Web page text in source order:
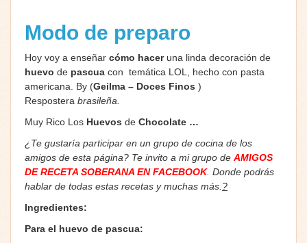
Modo de preparo
Hoy voy a enseñar cómo haceruna linda decoración de
huevo de pascua con temática LOL, hecho con pasta
americana. By (Geilma – Doces Finos )
Respostera brasileña.
Muy Rico Los Huevos de Chocolate …
¿Te gustaría participar en un grupo de cocina de los
amigos de esta página? Te invito a mi grupo de AMIGOS
DE RECETA SOBERANA EN FACEBOOK. Donde podrás
hablar de todas estas recetas y muchas más. ?
Ingredientes:
Para el huevo de pascua: